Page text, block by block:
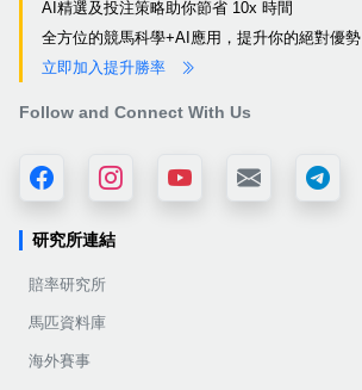
AI精選及投注策略助你節省 10x 時間
全方位的競馬科學+AI應用，提升你的絕對優勢
立即加入提升勝率
Follow and Connect With Us
研究所連結
賠率研究所
馬匹資料庫
海外賽事